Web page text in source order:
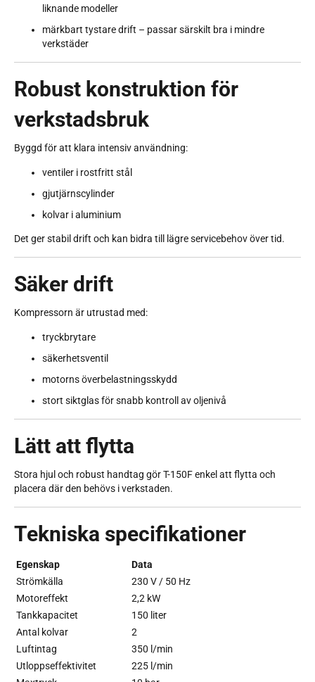
liknande modeller
märkbart tystare drift – passar särskilt bra i mindre
verkstäder
Robust konstruktion för
verkstadsbruk
Byggd för att klara intensiv användning:
ventiler i rostfritt stål
gjutjärnscylinder
kolvar i aluminium
Det ger stabil drift och kan bidra till lägre servicebehov över tid.
Säker drift
Kompressorn är utrustad med:
tryckbrytare
säkerhetsventil
motorns överbelastningsskydd
stort siktglas för snabb kontroll av oljenivå
Lätt att flytta
Stora hjul och robust handtag gör T-150F enkel att flytta och
placera där den behövs i verkstaden.
Tekniska specifikationer
Egenskap
Data
Strömkälla
230 V / 50 Hz
Motoreffekt
2,2 kW
Tankkapacitet
150 liter
Antal kolvar
2
Luftintag
350 l/min
Utloppseffektivitet
225 l/min